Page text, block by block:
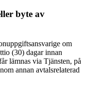
byte av
om
(30) dagar innan
lämnas via Tjänsten, på
annan avtalsrelaterad